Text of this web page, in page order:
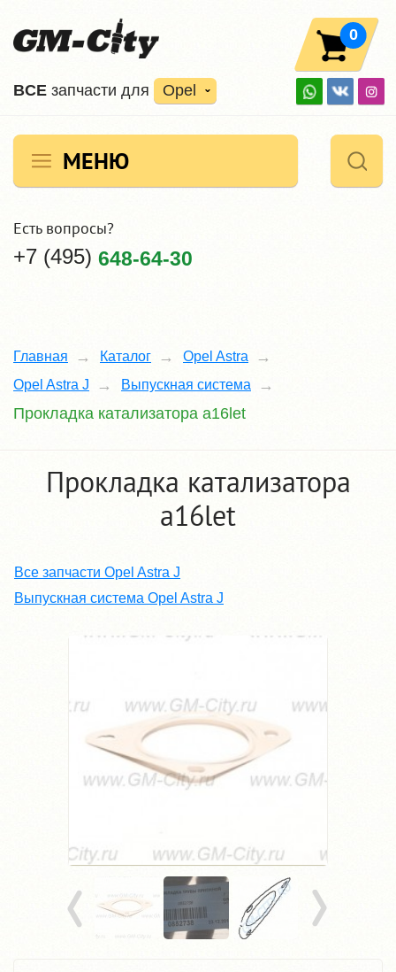
ВCE запчасти для Opel
0
МЕНЮ
Есть вопросы?
+7 (495) 648-64-30
Главная Каталог
Opel Astra
Opel Astra J
Выпускная система
Прокладка катализатора a16let
Прокладка катализатора
a16let
Все запчасти Opel Astra J
Выпускная система Opel Astra J